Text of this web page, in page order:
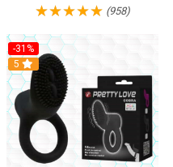
(958)
-31%
5